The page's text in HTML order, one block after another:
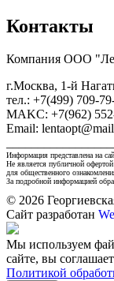
Контакты
Компания ООО
г.Москва, 1-й
тел.: +7(499) 709-
MAKC: +7(962)
Email:
Информация представлена на
Не является публичной офертой
для общественного
За подробной информацией
© 2026
Сайт разработан
Мы используем
сайте, вы
Политикой